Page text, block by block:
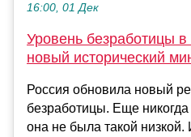
16:00, 01 Дек
Уровень безработицы
новый исторический
Россия обновила новый
безработицы. Еще
она не была такой